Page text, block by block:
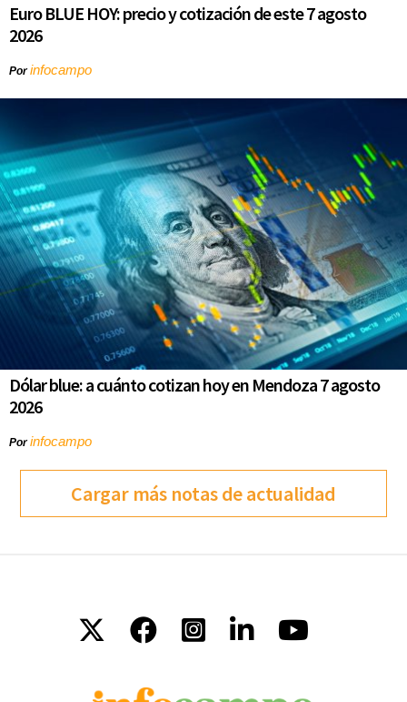
Euro BLUE HOY: precio y cotización de este 7 agosto
2026
Porinfocampo
Dólar blue: a cuánto cotizan hoy en Mendoza 7 agosto
2026
Porinfocampo
Cargar más notas de actualidad